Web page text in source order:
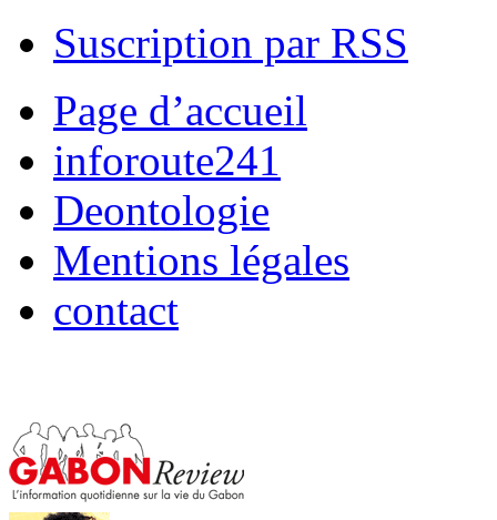
Suscription par RSS
Page d’accueil
inforoute241
Deontologie
Mentions légales
contact